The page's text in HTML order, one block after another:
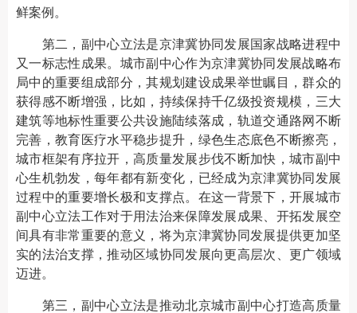
鲜案例。
第二，副中心立法是京津冀协同发展国家战略进程中
又一标志性成果。城市副中心作为京津冀协同发展战略布
局中的重要组成部分，其规划建设成果举世瞩目，群众的
获得感不断增强，比如，持续保持千亿级投资规模，三大
建筑等地标性重要公共设施陆续落成，轨道交通路网不断
完善，教育医疗水平稳步提升，绿色生态底色不断擦亮，
城市框架有序拉开，高质量发展步伐不断加快，城市副中
心生机勃发，每年都有新变化，已经成为京津冀协同发展
过程中的重要增长极和支撑点。在这一背景下，开展城市
副中心立法工作对于用法治来保障发展成果、开拓发展空
间具有非常重要的意义，将为京津冀协同发展提供更加坚
实的法治支撑，推动区域协同发展向更高层次、更广领域
迈进。
第三，副中心立法是推动北京城市副中心打造高质量